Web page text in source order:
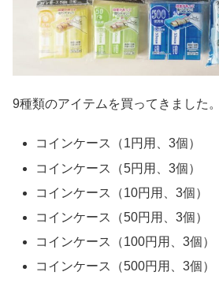
9種類のアイテムを買ってきました。
コインケース（1円用、3個）
コインケース（5円用、3個）
コインケース（10円用、3個）
コインケース（50円用、3個）
コインケース（100円用、3個）
コインケース（500円用、3個）